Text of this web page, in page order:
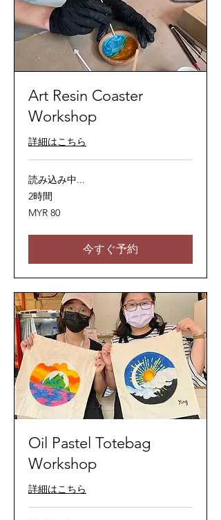
Art Resin Coaster
Workshop
詳細はこちら
読み込み中...
2時間
80
マ
ー
リ
ッ
ト
MYR 80
今すぐ予約
Oil Pastel Totebag
Workshop
詳細はこちら